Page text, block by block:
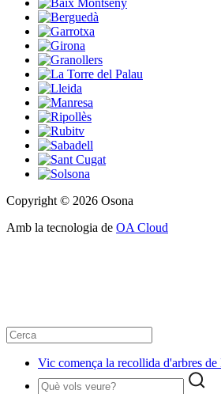
Copyright © 2026 Osona
Amb la tecnologia de OA Cloud
Vic comença la recollida d'arbres de